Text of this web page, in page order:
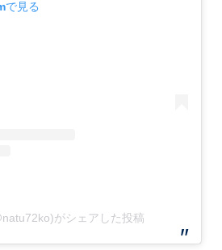
で見る
がシェアした投稿